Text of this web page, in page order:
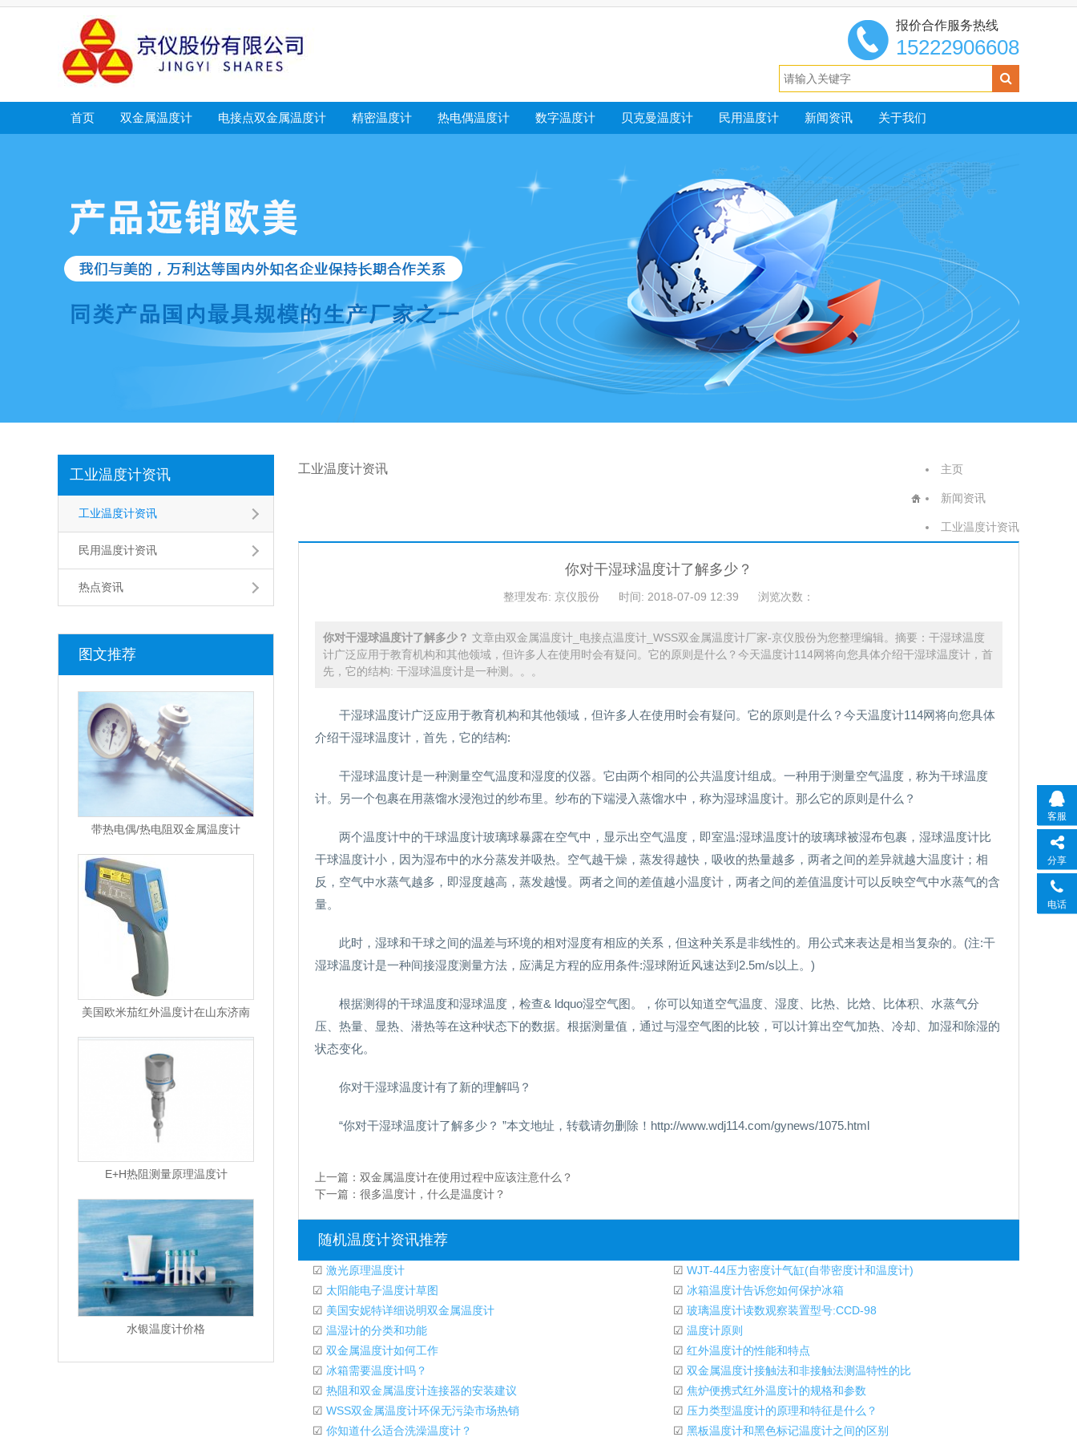
报价合作服务热线
15222906608
首页 双金属温度计 电接点双金属温度计 精密温度计 热电偶温度计 数字温度计 贝克曼温度计 民用温度计 新闻资讯 关于我们
工业温度计资讯
工业温度计资讯
民用温度计资讯
热点资讯
图文推荐
带热电偶/热电阻双金属温度计
美国欧米茄红外温度计在山东济南
E+H热阻测量原理温度计
水银温度计价格
工业温度计资讯 主页
新闻资讯
工业温度计资讯
你对干湿球温度计了解多少？
整理发布: 京仪股份 时间: 2018-07-09 12:39 浏览次数：
你对干湿球温度计了解多少？ 文章由双金属温度计_电接点温度计_WSS双金属温度计厂家-京仪股份为您整理编辑。摘要：干湿球温度
计广泛应用于教育机构和其他领域，但许多人在使用时会有疑问。它的原则是什么？今天温度计114网将向您具体介绍干湿球温度计，首
先，它的结构: 干湿球温度计是一种测。。。
干湿球温度计广泛应用于教育机构和其他领域，但许多人在使用时会有疑问。它的原则是什么？今天温度计114网将向您具体
介绍干湿球温度计，首先，它的结构:
干湿球温度计是一种测量空气温度和湿度的仪器。它由两个相同的公共温度计组成。一种用于测量空气温度，称为干球温度
计。另一个包裹在用蒸馏水浸泡过的纱布里。纱布的下端浸入蒸馏水中，称为湿球温度计。那么它的原则是什么？
两个温度计中的干球温度计玻璃球暴露在空气中，显示出空气温度，即室温:湿球温度计的玻璃球被湿布包裹，湿球温度计比
干球温度计小，因为湿布中的水分蒸发并吸热。空气越干燥，蒸发得越快，吸收的热量越多，两者之间的差异就越大温度计；相
反，空气中水蒸气越多，即湿度越高，蒸发越慢。两者之间的差值越小温度计，两者之间的差值温度计可以反映空气中水蒸气的含
量。
此时，湿球和干球之间的温差与环境的相对湿度有相应的关系，但这种关系是非线性的。用公式来表达是相当复杂的。(注:干
湿球温度计是一种间接湿度测量方法，应满足方程的应用条件:湿球附近风速达到2.5m/s以上。)
根据测得的干球温度和湿球温度，检查& ldquo湿空气图。，你可以知道空气温度、湿度、比热、比焓、比体积、水蒸气分
压、热量、显热、潜热等在这种状态下的数据。根据测量值，通过与湿空气图的比较，可以计算出空气加热、冷却、加湿和除湿的
状态变化。
你对干湿球温度计有了新的理解吗？
“你对干湿球温度计了解多少？ ”本文地址，转载请勿删除！http://www.wdj114.com/gynews/1075.html
上一篇： 双金属温度计在使用过程中应该注意什么？
下一篇： 很多温度计，什么是温度计？
随机温度计资讯推荐
☑ 激光原理温度计 ☑ WJT-44压力密度计气缸(自带密度计和温度计)
☑ 太阳能电子温度计草图 ☑ 冰箱温度计告诉您如何保护冰箱
☑ 美国安妮特详细说明双金属温度计 ☑ 玻璃温度计读数观察装置型号:CCD-98
☑ 温湿计的分类和功能 ☑ 温度计原则
☑ 双金属温度计如何工作 ☑ 红外温度计的性能和特点
☑ 冰箱需要温度计吗？ ☑ 双金属温度计接触法和非接触法测温特性的比
☑ 热阻和双金属温度计连接器的安装建议 ☑ 焦炉便携式红外温度计的规格和参数
☑ WSS双金属温度计环保无污染市场热销 ☑ 压力类型温度计的原理和特征是什么？
☑ 你知道什么适合洗澡温度计？ ☑ 黑板温度计和黑色标记温度计之间的区别
客服
分享
电话